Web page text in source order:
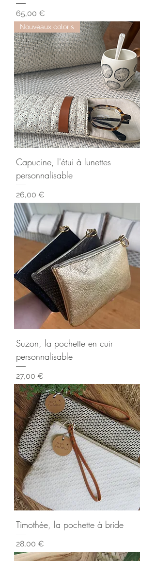
Prix
65,00 €
Nouveaux coloris
Capucine, l'étui à lunettes
personnalisable
Prix
26,00 €
Suzon, la pochette en cuir
personnalisable
Prix
27,00 €
Timothée, la pochette à bride
Prix
28,00 €